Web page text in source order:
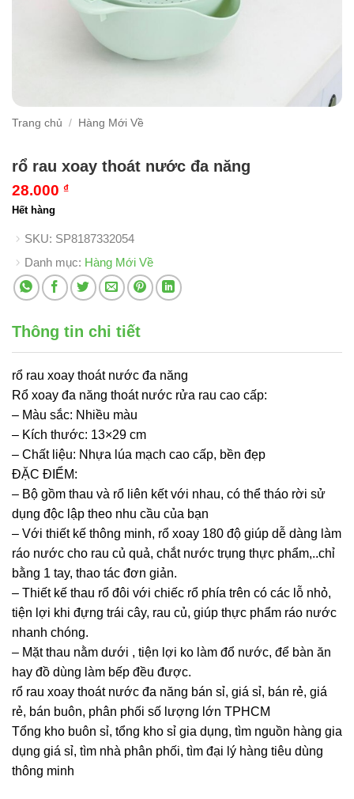
Trang chủ / Hàng Mới Về
rổ rau xoay thoát nước đa năng
28.000 ₫
Hết hàng
SKU: SP8187332054
Danh mục: Hàng Mới Về
Thông tin chi tiết
rổ rau xoay thoát nước đa năng
Rổ xoay đa năng thoát nước rửa rau cao cấp:
– Màu sắc: Nhiều màu
– Kích thước: 13×29 cm
– Chất liệu: Nhựa lúa mạch cao cấp, bền đẹp
ĐẶC ĐIỂM:
– Bộ gồm thau và rổ liên kết với nhau, có thể tháo rời sử
dụng độc lập theo nhu cầu của bạn
– Với thiết kế thông minh, rổ xoay 180 độ giúp dễ dàng làm
ráo nước cho rau củ quả, chắt nước trụng thực phẩm,..chỉ
bằng 1 tay, thao tác đơn giản.
– Thiết kế thau rổ đôi với chiếc rổ phía trên có các lỗ nhỏ,
tiện lợi khi đựng trái cây, rau củ, giúp thực phẩm ráo nước
nhanh chóng.
– Mặt thau nằm dưới , tiện lợi ko làm đổ nước, để bàn ăn
hay đồ dùng làm bếp đều được.
rổ rau xoay thoát nước đa năng bán sỉ, giá sỉ, bán rẻ, giá
rẻ, bán buôn, phân phối số lượng lớn TPHCM
Tổng kho buôn sỉ, tổng kho sỉ gia dụng, tìm nguồn hàng gia
dụng giá sỉ, tìm nhà phân phối, tìm đại lý hàng tiêu dùng
thông minh